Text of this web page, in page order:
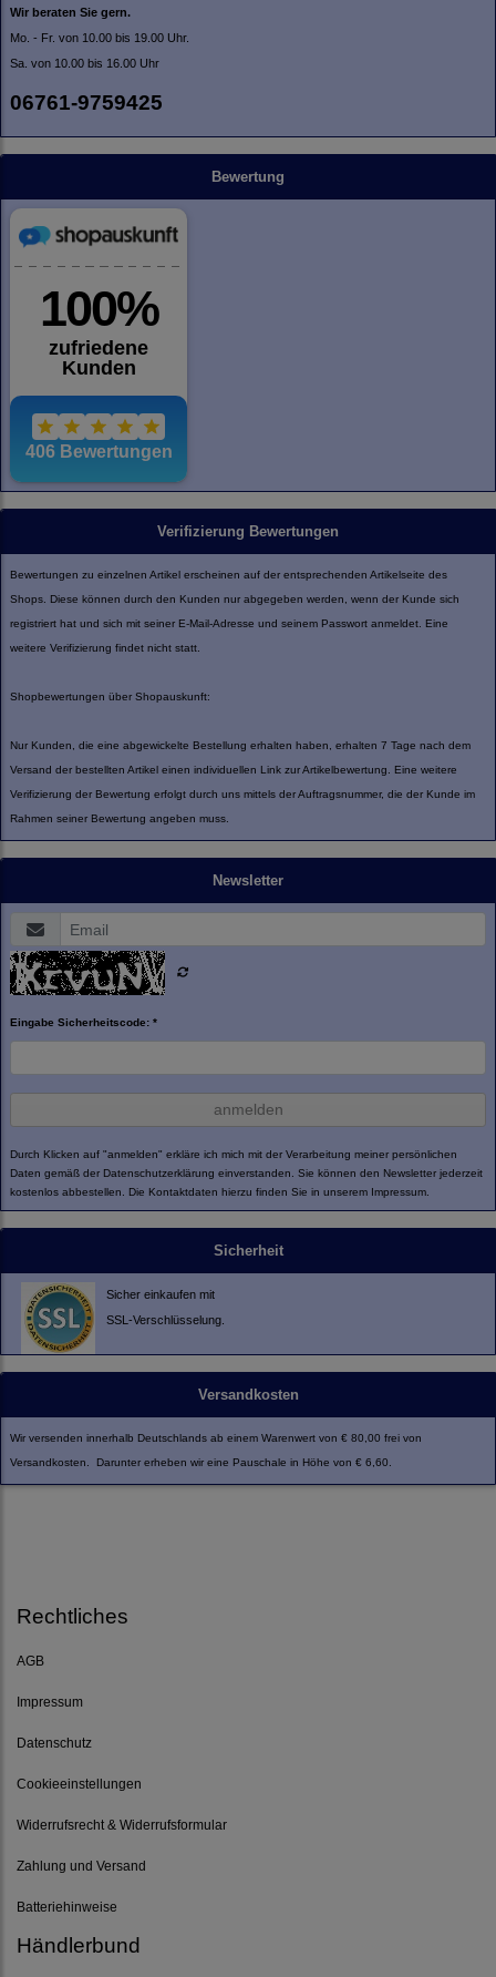
Wir beraten Sie gern.
Mo. - Fr. von 10.00 bis 19.00 Uhr.
Sa. von 10.00 bis 16.00 Uhr
06761-9759425
Bewertung
Verifizierung Bewertungen
Bewertungen zu einzelnen Artikel erscheinen auf der entsprechenden Artikelseite des
Shops. Diese können durch den Kunden nur abgegeben werden, wenn der Kunde sich
registriert hat und sich mit seiner E-Mail-Adresse und seinem Passwort anmeldet. Eine
weitere Verifizierung findet nicht statt.
Shopbewertungen über Shopauskunft:
Nur Kunden, die eine abgewickelte Bestellung erhalten haben, erhalten 7 Tage nach dem
Versand der bestellten Artikel einen individuellen Link zur Artikelbewertung. Eine weitere
Verifizierung der Bewertung erfolgt durch uns mittels der Auftragsnummer, die der Kunde im
Rahmen seiner Bewertung angeben muss.
Newsletter
Eingabe Sicherheitscode: *
anmelden
Durch Klicken auf "anmelden" erkläre ich mich mit der Verarbeitung meiner persönlichen
Daten gemäß der Datenschutzerklärung einverstanden. Sie können den Newsletter jederzeit
kostenlos abbestellen. Die Kontaktdaten hierzu finden Sie in unserem Impressum.
Sicherheit
Sicher einkaufen mit
SSL-Verschlüsselung.
Versandkosten
Wir versenden innerhalb Deutschlands ab einem Warenwert von € 80,00 frei von
Versandkosten. Darunter erheben wir eine Pauschale in Höhe von € 6,60.
Rechtliches
AGB
Impressum
Datenschutz
Cookieeinstellungen
Widerrufsrecht & Widerrufsformular
Zahlung und Versand
Batteriehinweise
Händlerbund